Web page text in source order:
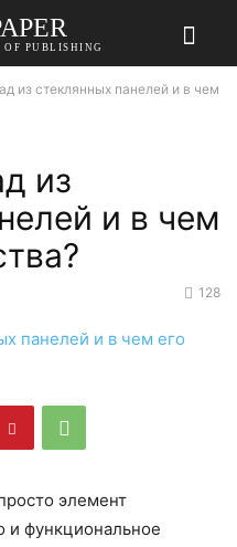
OF PUBLISHING
из стеклянных панелей и в чем
из
и в чем
128
элемент
и функциональное